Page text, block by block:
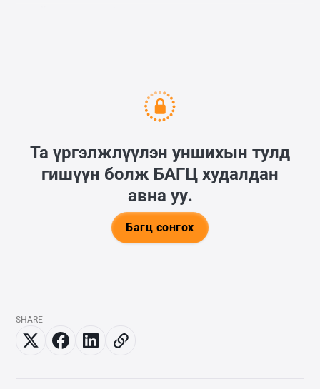
Та үргэлжлүүлэн уншихын тулд
гишүүн болж БАГЦ худалдан
авна уу.
Багц сонгох
SHARE